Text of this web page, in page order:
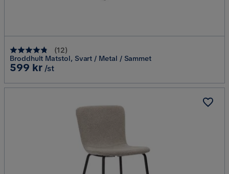
(12)
Broddhult Matstol, Svart / Metal / Sammet
Pris
599 kr /st